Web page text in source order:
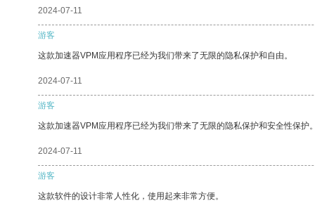
2024-07-11
游客
这款加速器VPM应用程序已经为我们带来了无限的隐私保护和自由。
2024-07-11
游客
这款加速器VPM应用程序已经为我们带来了无限的隐私保护和安全性保护
2024-07-11
游客
这款软件的设计非常人性化，使用起来非常方便。